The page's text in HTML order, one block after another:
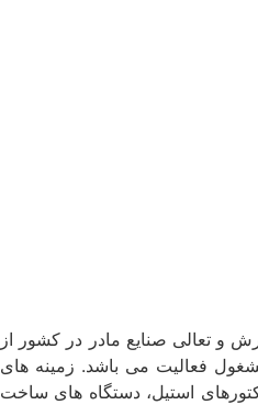
گسترش و تعالی صنایع مادر در کشور از
فعالیت می باشد. زمینه های
استیل، دستگاه های ساخت